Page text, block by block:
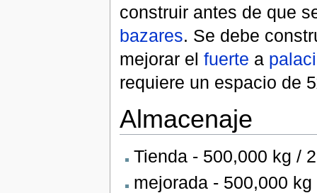
construir antes de que
bazares. Se debe
mejorar el fuerte a
requiere un espacio de
Almacenaje
Tienda - 500,000 kg /
mejorada - 500,000